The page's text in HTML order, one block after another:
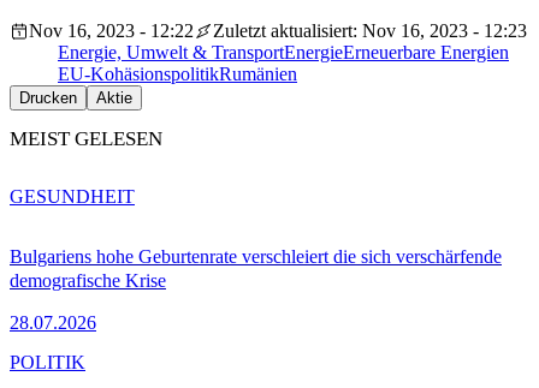
Nov 16, 2023 - 12:22
Zuletzt aktualisiert: Nov 16, 2023 - 12:23
Energie, Umwelt & TransportEnergieErneuerbare Energien
EU-KohäsionspolitikRumänien
Drucken Aktie
MEIST GELESEN
Bulgariens hohe Geburtenrate verschleiert die sich verschärfende
demografische Krise
28.07.2026
GESUNDHEIT
POLITIK